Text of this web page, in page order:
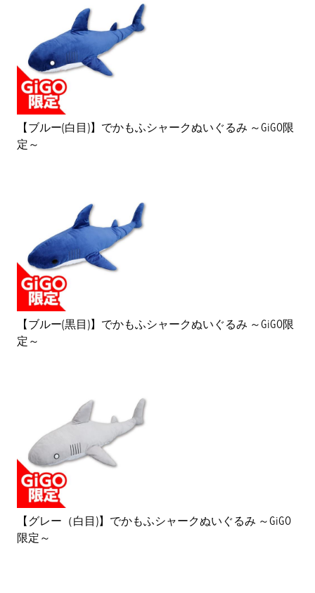
【ブルー(白目)】でかもふシャークぬいぐるみ ～GiGO限
定～
【ブルー(黒目)】でかもふシャークぬいぐるみ ～GiGO限
定～
【グレー（白目)】でかもふシャークぬいぐるみ ～GiGO
限定～